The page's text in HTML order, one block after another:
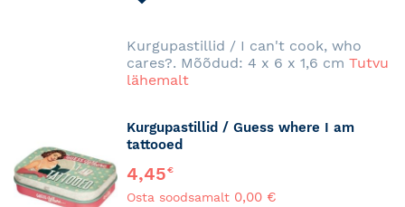
Kurgupastillid / I can't cook, who
cares?. Mõõdud: 4 x 6 x 1,6 cm Tutvu
lähemalt
Kurgupastillid / Guess where I am
tattooed
4,45€
Osta soodsamalt 0,00 €